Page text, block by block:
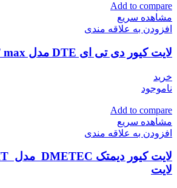
Add to compare
مشاهده سریع
افزودن به علاقه مندی
لایت کیور دی تی ای DTE مدل O-LIGHT max
خرید
ناموجود
Add to compare
مشاهده سریع
افزودن به علاقه مندی
لایت